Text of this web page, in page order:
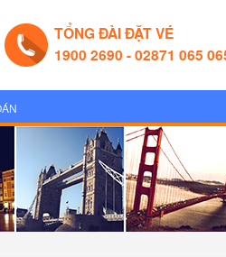
TỔNG ĐÀI ĐẶT VÉ
1900 2690 - 02871 065 065